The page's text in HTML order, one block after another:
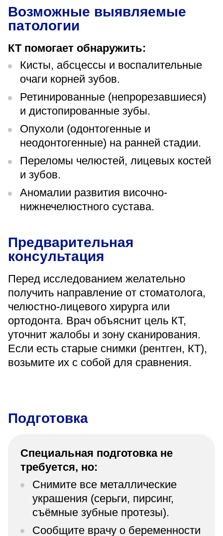
Возможные выявляемые
патологии
КТ помогает обнаружить:
Кисты, абсцессы и воспалительные
очаги корней зубов.
Ретинированные (непрорезавшиеся)
и дистопированные зубы.
Опухоли (одонтогенные и
неодонтогенные) на ранней стадии.
Переломы челюстей, лицевых костей
и зубов.
Аномалии развития височно-
нижнечелюстного сустава.
Предварительная
консультация
Перед исследованием желательно
получить направление от стоматолога,
челюстно-лицевого хирурга или
ортодонта. Врач объяснит цель КТ,
уточнит жалобы и зону сканирования.
Если есть старые снимки (рентген, КТ),
возьмите их с собой для сравнения.
Подготовка
Специальная подготовка не
требуется, но:
Снимите все металлические
украшения (серьги, пирсинг,
съёмные зубные протезы).
Сообщите врачу о беременности